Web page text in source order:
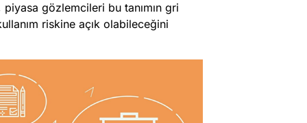
gözlemcileri bu tanımın gri
riskine açık olabileceğini